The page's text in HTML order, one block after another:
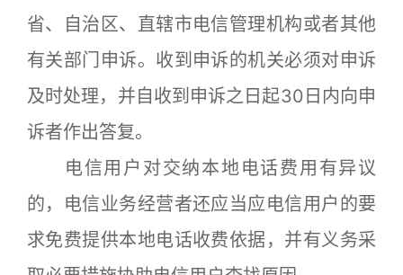
省、自治区、直辖市电信管理机构或者其他
有关部门申诉。收到申诉的机关必须对申诉
及时处理，并自收到申诉之日起30日内向申
诉者作出答复。
电信用户对交纳本地电话费用有异议
的，电信业务经营者还应当应电信用户的要
求免费提供本地电话收费依据，并有义务采